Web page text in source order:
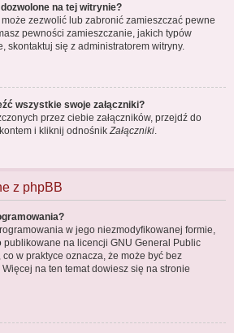
na tej witrynie?
zezwolić lub zabronić zamieszczać pewne
pewności zamieszczanie, jakich typów
skontaktuj się z administratorem witryny.
wszystkie swoje załączniki?
przez ciebie załączników, przejdź do
i kliknij odnośnik Załączniki
z phpBB
w jego niezmodyfikowanej formie,
publikowane na licencji GNU General Public
w praktyce oznacza, że może być bez
na ten temat dowiesz się na stronie